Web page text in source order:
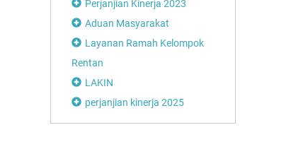
Perjanjian Kinerja 2023
Aduan Masyarakat
Layanan Ramah Kelompok
Rentan
LAKIN
perjanjian kinerja 2025